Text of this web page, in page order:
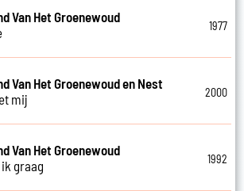
Van Het Groenewoud
1977
Van Het Groenewoud en Nest
mij
2000
Van Het Groenewoud
graag
1992